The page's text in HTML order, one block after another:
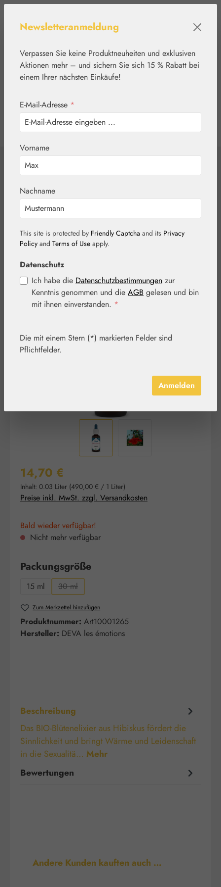
Werkzeugleiste anzeigen
Hibiskus / Hibiscus
Tropfen
Bildergalerie überspringen
Regulärer Preis:
14,70 €
Inhalt: 0.03 Liter (490,00 € / 1 Liter)
Preise inkl. MwSt. zzgl. Versandkosten
Bald wieder verfügbar!
Nicht mehr verfügbar
Packungsgrößeauswählen
15 ml 30 ml
(Diese Option ist zurzeit nicht verfügbar.)
Zum Merkzettel hinzufügen
Produktnummer: Art10001265
Hersteller: DEVA les émotions
Beschreibung
Das BIO-Blütenelixier aus Hibiskus fördert die
Sinnlichkeit und bringt Wärme und Leidenschaft
in die Sexualitä… Mehr
Bewertungen
Produktgalerie überspringen
Andere Kunden kauften auch …
Newsletteranmeldung
Verpassen Sie keine Produktneuheiten und exklusiven
Aktionen mehr – und sichern Sie sich 15 % Rabatt bei
einem Ihrer nächsten Einkäufe!
E-Mail-Adresse *
Vorname
Nachname
This site is protected by Friendly Captcha and its Privacy
Policy and Terms of Use apply.
Datenschutz
Ich habe die Datenschutzbestimmungen zur
Kenntnis genommen und die AGB gelesen und bin
mit ihnen einverstanden. *
Die mit einem Stern (*) markierten Felder sind
Pflichtfelder.
Anmelden